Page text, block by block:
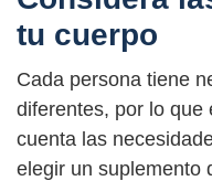
tu cuerpo
Cada persona tiene
diferentes, por lo que
cuenta las
elegir un suplemento